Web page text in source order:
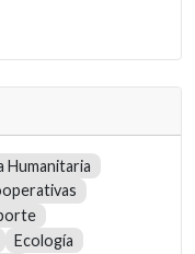
Humanitaria
Ecología